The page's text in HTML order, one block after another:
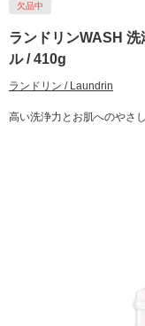
欠品中
ランドリンWASH
ル / 410g
ランドリン / Laundrin
高い洗浄力とお肌へのやさ